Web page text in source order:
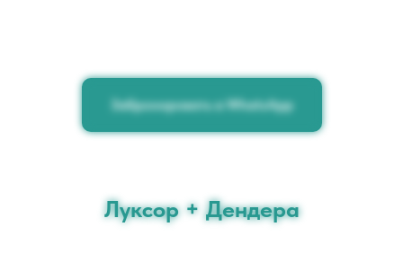
Забронировать в WhatsApp
Луксор + Дендера